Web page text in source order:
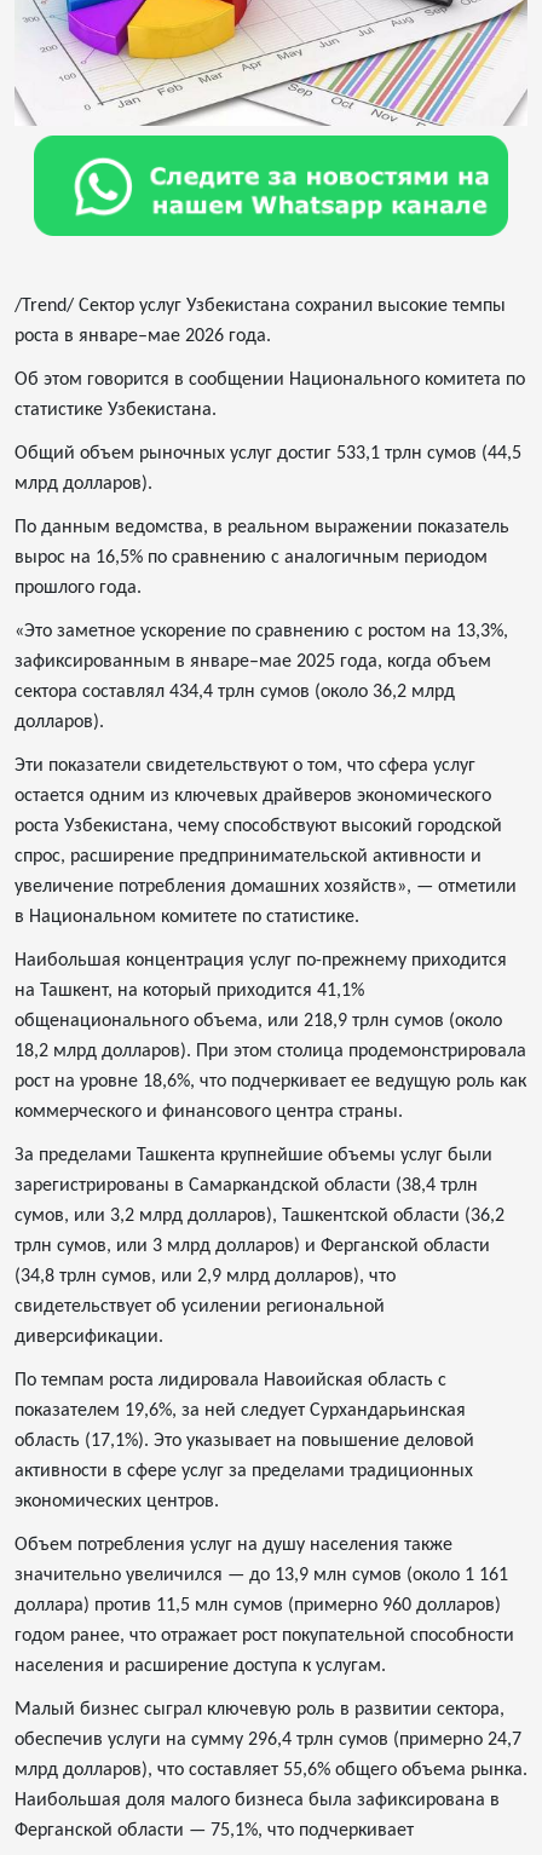
/Trend/ Сектор услуг Узбекистана сохранил высокие темпы
роста в январе–мае 2026 года.
Об этом говорится в сообщении Национального комитета по
статистике Узбекистана.
Общий объем рыночных услуг достиг 533,1 трлн сумов (44,5
млрд долларов).
По данным ведомства, в реальном выражении показатель
вырос на 16,5% по сравнению с аналогичным периодом
прошлого года.
«Это заметное ускорение по сравнению с ростом на 13,3%,
зафиксированным в январе–мае 2025 года, когда объем
сектора составлял 434,4 трлн сумов (около 36,2 млрд
долларов).
Эти показатели свидетельствуют о том, что сфера услуг
остается одним из ключевых драйверов экономического
роста Узбекистана, чему способствуют высокий городской
спрос, расширение предпринимательской активности и
увеличение потребления домашних хозяйств», — отметили
в Национальном комитете по статистике.
Наибольшая концентрация услуг по-прежнему приходится
на Ташкент, на который приходится 41,1%
общенационального объема, или 218,9 трлн сумов (около
18,2 млрд долларов). При этом столица продемонстрировала
рост на уровне 18,6%, что подчеркивает ее ведущую роль как
коммерческого и финансового центра страны.
За пределами Ташкента крупнейшие объемы услуг были
зарегистрированы в Самаркандской области (38,4 трлн
сумов, или 3,2 млрд долларов), Ташкентской области (36,2
трлн сумов, или 3 млрд долларов) и Ферганской области
(34,8 трлн сумов, или 2,9 млрд долларов), что
свидетельствует об усилении региональной
диверсификации.
По темпам роста лидировала Навоийская область с
показателем 19,6%, за ней следует Сурхандарьинская
область (17,1%). Это указывает на повышение деловой
активности в сфере услуг за пределами традиционных
экономических центров.
Объем потребления услуг на душу населения также
значительно увеличился — до 13,9 млн сумов (около 1 161
доллара) против 11,5 млн сумов (примерно 960 долларов)
годом ранее, что отражает рост покупательной способности
населения и расширение доступа к услугам.
Малый бизнес сыграл ключевую роль в развитии сектора,
обеспечив услуги на сумму 296,4 трлн сумов (примерно 24,7
млрд долларов), что составляет 55,6% общего объема рынка.
Наибольшая доля малого бизнеса была зафиксирована в
Ферганской области — 75,1%, что подчеркивает